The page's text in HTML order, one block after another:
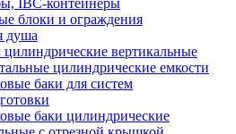
IBC-контейнеры
блоки и ограждения
душа
цилиндрические вертикальные
цилиндрические емкости
баки для систем
баки цилиндрические